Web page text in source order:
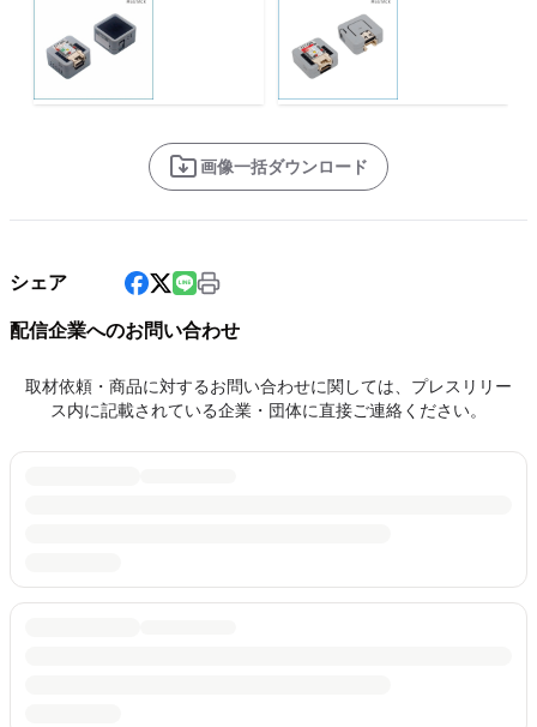
画像一括ダウンロード
シェア
配信企業へのお問い合わせ
取材依頼・商品に対するお問い合わせに関しては、プレスリリー
ス内に記載されている企業・団体に直接ご連絡ください。